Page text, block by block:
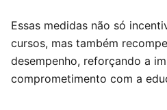
Essas medidas não só
cursos, mas também
desempenho, reforçando a
comprometimento com a